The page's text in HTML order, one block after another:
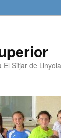
El Sitjar de Linyola